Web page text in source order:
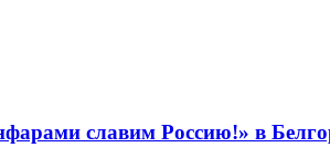
славим Россию!» в